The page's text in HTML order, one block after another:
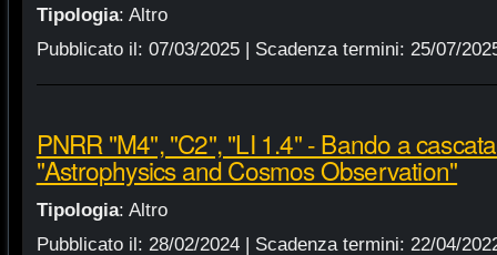
Tipologia: Altro
Pubblicato il: 07/03/2025| Scadenza termini: 25/07/
PNRR "M4", "C2", "LI 1.4" - Bando a
"Astrophysics and Cosmos Observation"
Tipologia: Altro
Pubblicato il: 28/02/2024| Scadenza termini: 22/04/